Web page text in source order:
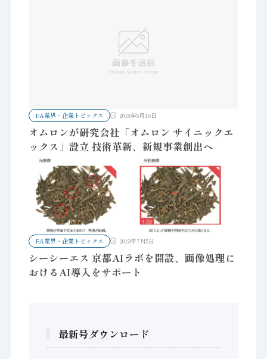
FA業界・企業トピックス 2018年5月16日
オムロンが研究会社「オムロン サイニックエ
ックス」設立 技術革新、新規事業創出へ
FA業界・企業トピックス 2019年7月5日
シーシーエス 京都AIラボを開設、画像処理に
おけるAI導入をサポート
最新号ダウンロード